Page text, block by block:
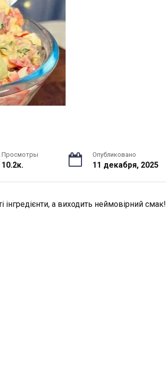
Просмотры
10.2к.
Опубликовано
11 декабря, 2025
а виходить неймовірний смак!